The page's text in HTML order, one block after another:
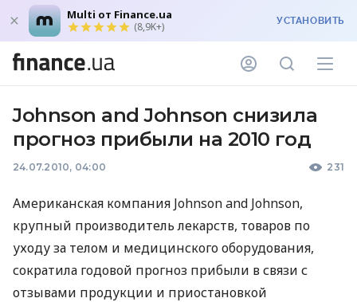
Multi от Finance.ua
(8,9K+) УСТАНОВИТЬ
Johnson and Johnson снизила
прогноз прибыли на 2010 год
24.07.2010, 04:00 231
Американская компания Johnson and Johnson,
крупный производитель лекарств, товаров по
уходу за телом и медицинского оборудования,
сократила годовой прогноз прибыли в связи с
отзывами продукции и приостановкой